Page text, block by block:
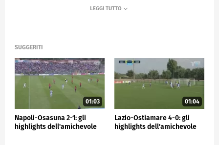
SUGGERITI
01:03
Napoli-Osasuna 2-1: gli
highlights dell'amichevole
01:04
Lazio-Ostiamare 4-0: gli
highlights dell'amichevole